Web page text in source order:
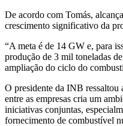
De acordo com Tomás,
crescimento significativo da
“A meta é de 14 GW e, para
produção de 3 mil toneladas
ampliação do ciclo do
O presidente da INB ressaltou
entre as empresas cria um
iniciativas conjuntas,
fornecimento de combustível